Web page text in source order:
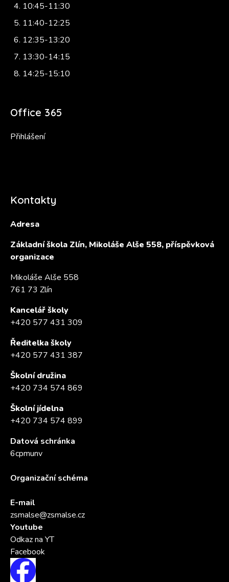
10:45-11:30
11:40-12:25
12:35-13:20
13:30-14:15
14:25-15:10
Office 365
Přihlášení
Kontakty
Adresa
Základní škola Zlín, Mikoláše Alše 558, příspěvková
organizace
Mikoláše Alše 558
761 73 Zlín
Kancelář školy
+420 577 431 309
Ředitelka školy
+420 577 431 387
Školní družina
+420 734 574 869
Školní jídelna
+420 734 574 899
Datová schránka
6cpmunv
Organizační schéma
E-mail
zsmalse@zsmalse.cz
Youtube
Odkaz na YT
Facebook